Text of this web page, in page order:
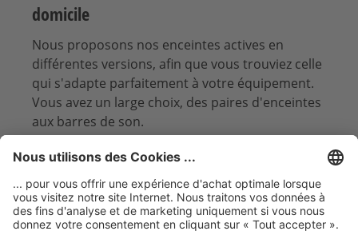
domicile
Nous proposons nos enceintes actives en
différentes versions, afin que vous trouviez celle
qui s'adapte parfaitement à votre équipement.
Vous avez un large choix, des paires d'enceintes
aux barres de son.
Enceintes de bibliothèque
parfaitement aux petites pièces. Grâce à
leur taille, vous pouvez les placer partout,